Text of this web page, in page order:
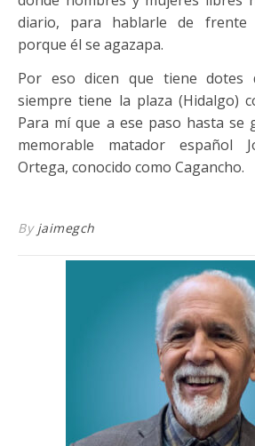
diario, para hablarle de frente
porque él se agazapa.
Por eso dicen que tiene dotes
siempre tiene la plaza (Hidalgo)
Para mí que a ese paso hasta se
memorable matador español
Ortega, conocido como Cagancho.
By jaimegch